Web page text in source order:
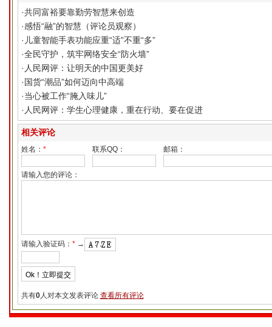
·共同富裕要靠勤劳智慧来创造
·感悟“融”的智慧（评论员观察）
· 儿童智能手表功能应重“适”不重“多”
·全民守护，筑牢网络安全“防火墙”
· 人民网评：让明天的中国更美好
· 国货“潮品”如何迈向中高端
·当心被工作“腌入味儿”
· 人民网评：学生心理健康，重在行动、要在促进
相关评论
姓名： * 联系QQ： 邮箱：
请输入您的评论：
请输入验证码： *→
共有0人对本文发表评论 查看所有评论